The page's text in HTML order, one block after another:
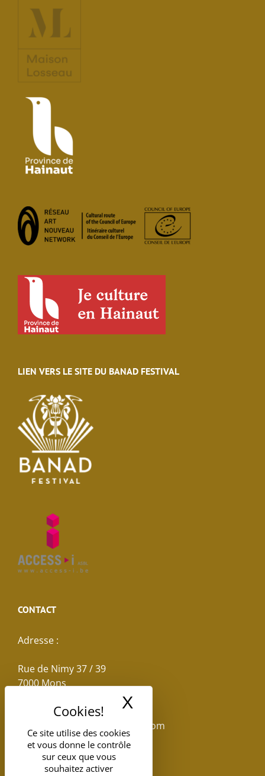
Ce site utilise des cookies
et vous donne le contrôle
sur ceux que vous
souhaitez activer
X
LIEN VERS LE SITE DU BANAD FESTIVAL
CONTACT
Adresse :
Rue de Nimy 37 / 39
7000 Mons
reservations.losseau@gmail.com
Tel: +32(0)65.398.880